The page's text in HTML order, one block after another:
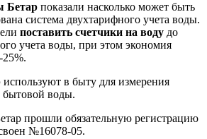
Бетар показали насколько может быть
система двухтарифного учета воды.
поставить счетчики на воду до
учета воды, при этом экономия
25%.
используют в быту для измерения
бытовой воды.
прошли обязательную регистрацию
№16078-05.